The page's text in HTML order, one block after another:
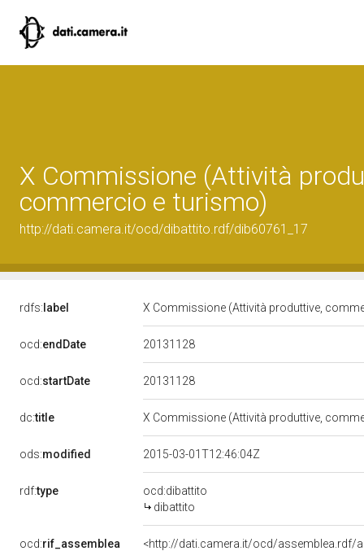
X Commissione (Attività
commercio e turismo)
http://dati.camera.it/ocd/dibattito.rdf/dib60761_17
rdfs: label X Commissione (Attività produttive,
ocd:endDate 20131128
ocd:startDate 20131128
dc:title X Commissione (Attività produttive,
ods:modified 2015-03-01T12:46:04Z
rdf:type
ocd:dibattito
dibattito
ocd:rif_assemblea
<http://dati.camera.it/ocd/assemblea.rdf/